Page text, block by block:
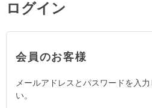
ログイン
会員のお客様
メールアドレスとパスワードを入
い。